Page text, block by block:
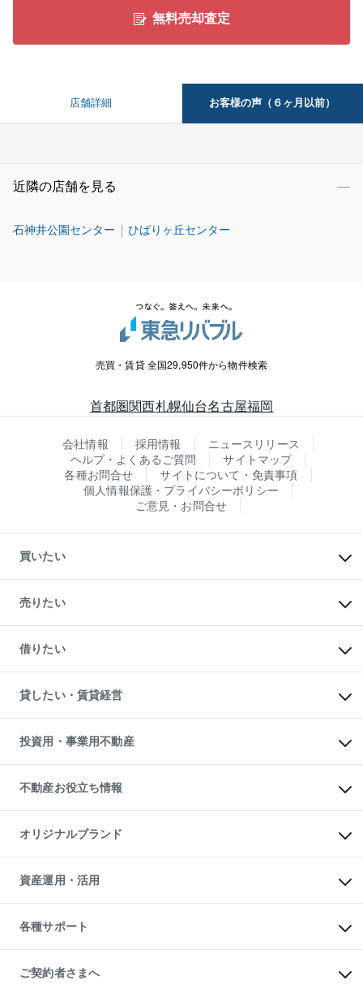
無料売却査定
店舗詳細 お客様の声（６ヶ月以前）
近隣の店舗を見る
石神井公園センター ひばりヶ丘センター
売買・賃貸 全国29,950件から物件検索
首都圏関西札幌仙台名古屋福岡
会社情報 採用情報
ニュースリリース
ヘルプ・よくあるご質問
サイトマップ
各種お問合せ
サイトについて・免責事項
個人情報保護・プライバシーポリシー
ご意見・お問合せ
買いたい
新築・分譲マンションの購入
中古マンションの購入
一戸建ての購入
中古一戸建ての購入
不動産購入の流れ
注目キーワード物件特集
購入ガイド
English 繁体中文簡体中文
売りたい
一戸建ての売却・査定
土地の売却・査定
スピードAI査定
不動産査定について
不動産売却の流れ
不動産買換えの流れ
売却ガイド
借りたい
オフィス・店舗の賃貸
借りるときの流れ
借りるガイド
貸したい・賃貸経営
マンション賃料データ
賃貸管理プラン
リロケーションについて
貸すガイド
投資用・事業用不動産
事業用不動産
マンション投資
投資用マンション
アパート経営
収益物件
ビル購入（ビル一棟）
投資用不動産の売却査定
事業用不動産の売却査定
不動産お役立ち情報
マンションライブラリー
人気マンションランキング
暮らしに役立つ不動産メディア
不動産相場・不動産価格情報
不動産コラム・ニュース
不動産用語集
不動産なんでもネット相談室
住まいの税金
オリジナルブランド
一棟リノベーションマンション
L`GENTE（ルジェンテ）
区分リノベーションマンション
投資用一棟レジデンスWELL
不動産小口投資
LEGACIA（レガシア）
資産運用・活用
不動産M&A
アセットマネジメント・出資
各種サポート
相続サポート
リフォームサポート
ご契約者さまへ